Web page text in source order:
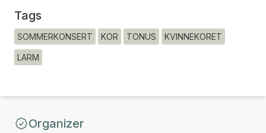
Tags
SOMMERKONSERT KOR TONUS KVINNEKORET
LARM
Organizer